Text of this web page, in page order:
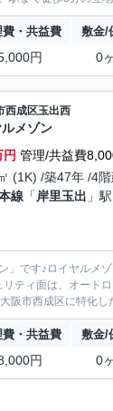
費・共益費 敷金/
円 0
西成区玉出西
メゾン
円 管理/共益費
(1K) /築47年 /4階
線 「 岸里玉出 」
」です♪ロイヤルメ
ティ面は、オート
阪市西成区に特化
費・共益費 敷金/
円 0